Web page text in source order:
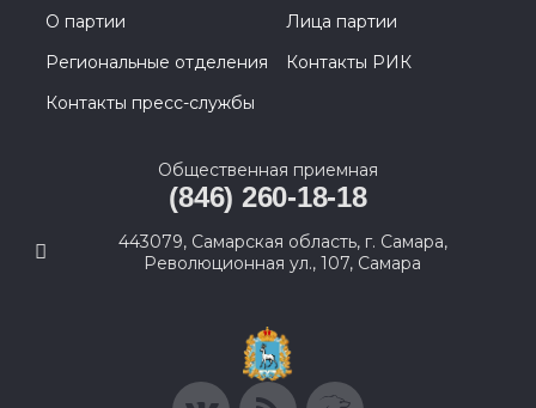
О партии
Лица партии
Региональные отделения
Контакты РИК
Контакты пресс-службы
Общественная приемная
(846) 260-18-18
443079, Самарская область, г. Самара,
Революционная ул., 107, Самара